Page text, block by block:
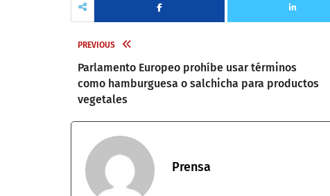
PREVIOUS
Parlamento Europeo prohíbe usar términos
como hamburguesa o salchicha para productos
vegetales
Prensa